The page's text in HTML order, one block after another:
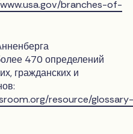
branches-of-
470 определений
гражданских и
resource/